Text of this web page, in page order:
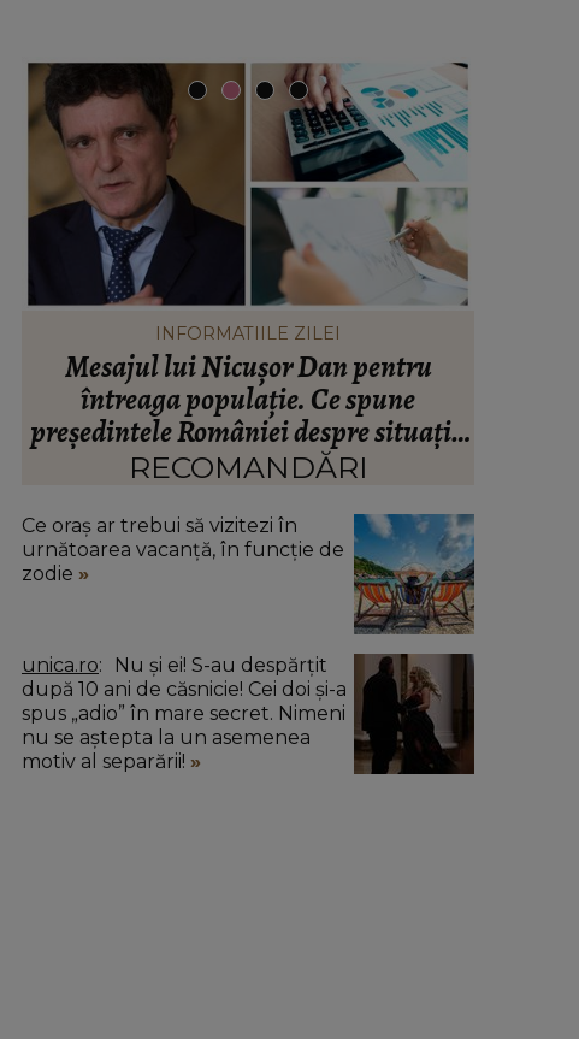
INFORMATIILE ZILEI
Mesajul lui Nicușor Dan pentru
întreaga populație. Ce spune
președintele României despre situația
financiară și puterea de cumpărare din
viitor.”
RECOMANDĂRI
Ce oraș ar trebui să vizitezi în
urnătoarea vacanță, în funcție de
zodie
unica.ro
după 10 ani de căsnicie! Cei doi și-a
spus „adio” în mare secret. Nimeni
nu se aștepta la un asemenea
motiv al separării!